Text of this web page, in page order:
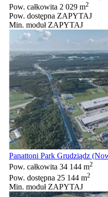
Pow. całkowita 2 029 m2
Pow. dostępna ZAPYTAJ
Min. moduł ZAPYTAJ
Panattoni Park Grudziądz
Pow. całkowita 34 144 m2
Pow. dostępna 25 144 m2
Min. moduł ZAPYTAJ